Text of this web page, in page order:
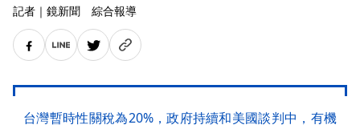
記者 ｜ 鏡新聞 綜合報導
台灣暫時性關稅為20%，政府持續和美國談判中，有機